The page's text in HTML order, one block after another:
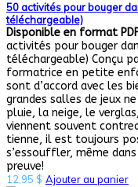
50 activités pour bouger
téléchargeable)
Disponible en format
activités pour bouger
téléchargeable) Conçu
formatrice en petite
sont d’accord avec les
grandes salles de jeux
pluie, la neige, le
viennent souvent
tienne, il est toujours
s’essouffler, même
preuve!
12,95 $ Ajouter au panier